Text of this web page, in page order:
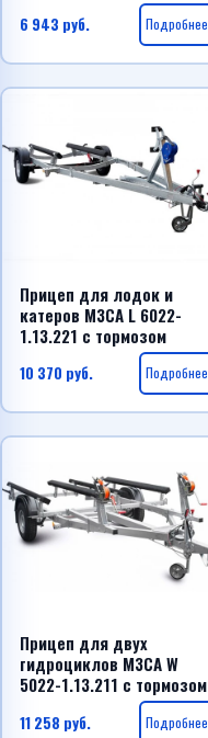
6 943 руб. Подробнее
Прицеп для лодок и
катеров МЗСА L 6022-
1.13.221 с тормозом
10 370 руб. Подробнее
Прицеп для двух
гидроциклов МЗСА W
5022-1.13.211 с тормозом
11 258 руб. Подробнее